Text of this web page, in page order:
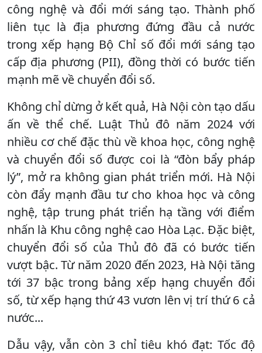
công nghệ và đổi mới sáng tạo. Thành phố
liên tục là địa phương đứng đầu cả nước
trong xếp hạng Bộ Chỉ số đổi mới sáng tạo
cấp địa phương (PII), đồng thời có bước tiến
mạnh mẽ về chuyển đổi số.
Không chỉ dừng ở kết quả, Hà Nội còn tạo dấu
ấn về thể chế. Luật Thủ đô năm 2024 với
nhiều cơ chế đặc thù về khoa học, công nghệ
và chuyển đổi số được coi là “đòn bẩy pháp
lý”, mở ra không gian phát triển mới. Hà Nội
còn đẩy mạnh đầu tư cho khoa học và công
nghệ, tập trung phát triển hạ tầng với điểm
nhấn là Khu công nghệ cao Hòa Lạc. Đặc biệt,
chuyển đổi số của Thủ đô đã có bước tiến
vượt bậc. Từ năm 2020 đến 2023, Hà Nội tăng
tới 37 bậc trong bảng xếp hạng chuyển đổi
số, từ xếp hạng thứ 43 vươn lên vị trí thứ 6 cả
nước...
Dẫu vậy, vẫn còn 3 chỉ tiêu khó đạt: Tốc độ